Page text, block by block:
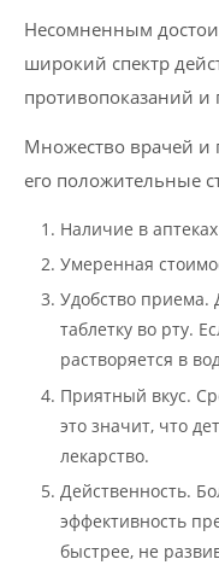
Несомненным
широкий спектр
противопоказаний
Множество врачей и
его положительные
Наличие в аптеках
Умеренная
Удобство приема.
таблетку во рту.
растворяется в
Приятный вкус.
это значит, что
лекарство.
Действенность.
эффективность
быстрее, не